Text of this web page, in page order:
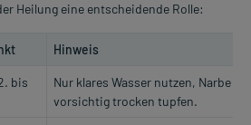
Heilung eine entscheidende Rolle:
Hinweis
bis
Nur klares Wasser nutzen, Narbe
vorsichtig trocken tupfen.